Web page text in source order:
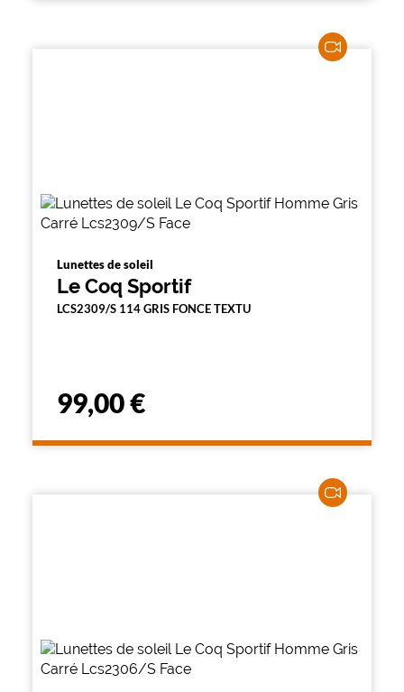
Lunettes de soleil
Le Coq Sportif
LCS2309/S 114 GRIS FONCE TEXTU
99,00 €